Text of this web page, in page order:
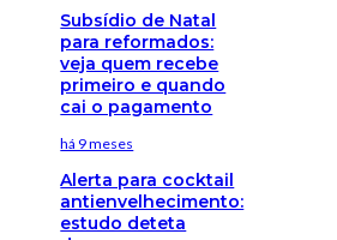
Subsídio de Natal
para reformados:
veja quem recebe
primeiro e quando
cai o pagamento
há 9 meses
Alerta para cocktail
antienvelhecimento:
estudo deteta